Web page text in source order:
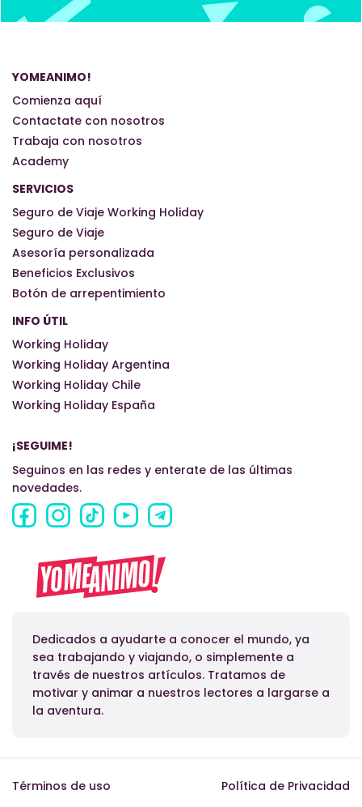
YOMEANIMO!
Comienza aquí
Contactate con nosotros
Trabaja con nosotros
Academy
SERVICIOS
Seguro de Viaje Working Holiday
Seguro de Viaje
Asesoría personalizada
Beneficios Exclusivos
Botón de arrepentimiento
INFO ÚTIL
Working Holiday
Working Holiday Argentina
Working Holiday Chile
Working Holiday España
¡SEGUIME!
Seguinos en las redes y enterate de las últimas
novedades.
Dedicados a ayudarte a conocer el mundo, ya
sea trabajando y viajando, o simplemente a
través de nuestros artículos. Tratamos de
motivar y animar a nuestros lectores a largarse a
la aventura.
Términos de uso Política de Privacidad